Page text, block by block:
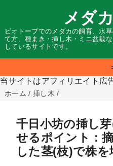
メダ
ビオトープでのメダカの飼育、水
て方、種まき・挿し木・ミニ盆栽
しているサイトです。
当サイトはアフィリエイト広
ホーム / 挿し木 /
千日小坊の挿し
せるポイント：
した茎(枝)で株を